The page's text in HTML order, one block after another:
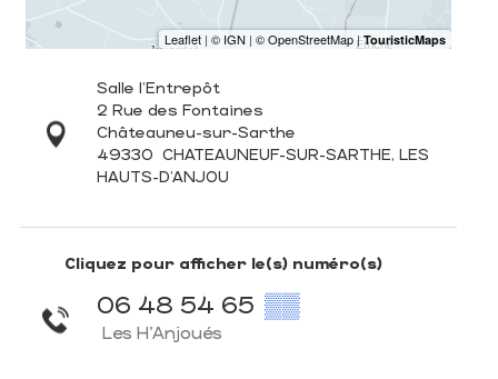
Salle l'Entrepôt
2 Rue des Fontaines
Châteauneu-sur-Sarthe
49330 CHATEAUNEUF-SUR-SARTHE, LES
HAUTS-D'ANJOU
Cliquez pour afficher le(s) numéro(s)
06 48 54 65 ▒▒
Les H'Anjoués